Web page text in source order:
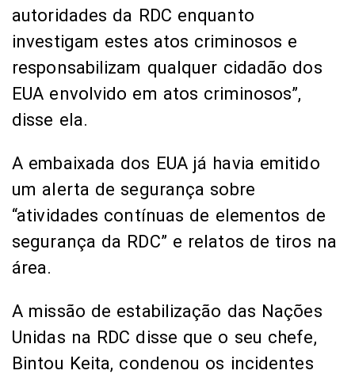
autoridades da RDC enquanto
investigam estes atos criminosos e
responsabilizam qualquer cidadão dos
EUA envolvido em atos criminosos”,
disse ela.
A embaixada dos EUA já havia emitido
um alerta de segurança sobre
“atividades contínuas de elementos de
segurança da RDC” e relatos de tiros na
área.
A missão de estabilização das Nações
Unidas na RDC disse que o seu chefe,
Bintou Keita, condenou os incidentes